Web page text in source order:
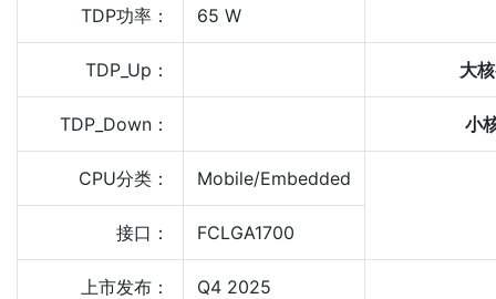
TDP功率： 65 W
TDP_Up： 大
TDP_Down： 小
CPU分类： Mobile/Embedded
接口： FCLGA1700
上市发布： Q4 2025